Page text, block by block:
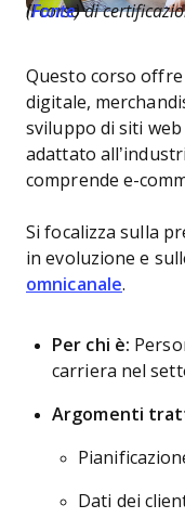
Il corso di certificazione universitaria in Digital Retailing (Fonte)
Questo corso
digitale,
sviluppo di siti
adattato
comprende e-
Si focalizza sulla
in evoluzione e
omnicanale.
Per chi è:
carriera nel
Argomenti
Dati dei